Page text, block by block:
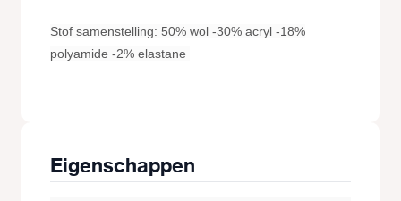
Stof samenstelling: 50% wol -30% acryl -18%
polyamide -2% elastane
Eigenschappen